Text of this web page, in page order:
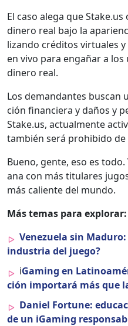
El caso ale­ga que
dinero real bajo la
lizan­do crédi­tos vir­tuales
en vivo para engañar a
dinero real.
Los deman­dantes
ción financiera y daños y
Stake.us, actual­mente
tam­bién será pro­hibido de
Bueno, gente, eso es
ana con más tit­u­lares
más caliente del mun­do.
Más temas para explo­rar:
Venezuela sin
indus­tria del juego?
iGam­ing en
ción impor­tará más que
Daniel For­tune:
de un iGam­ing